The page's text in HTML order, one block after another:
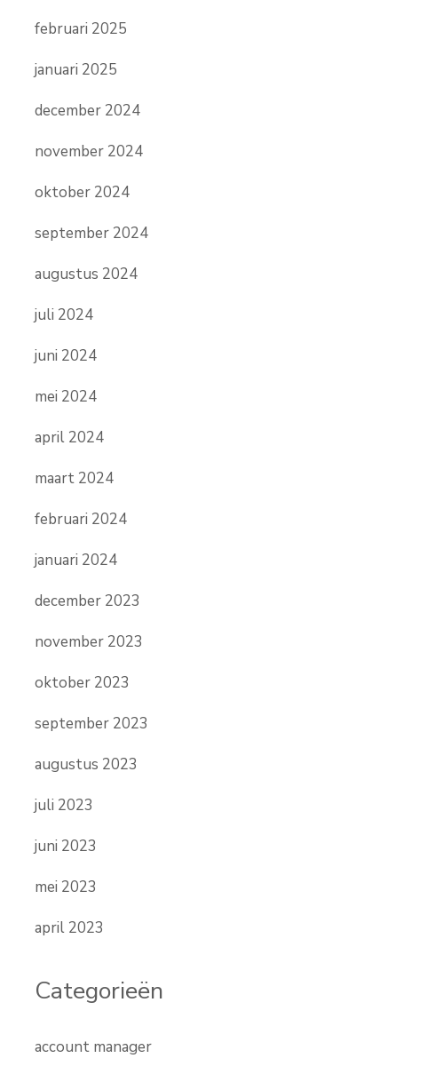
februari 2025
januari 2025
december 2024
november 2024
oktober 2024
september 2024
augustus 2024
juli 2024
juni 2024
mei 2024
april 2024
maart 2024
februari 2024
januari 2024
december 2023
november 2023
oktober 2023
september 2023
augustus 2023
juli 2023
juni 2023
mei 2023
april 2023
Categorieën
account manager